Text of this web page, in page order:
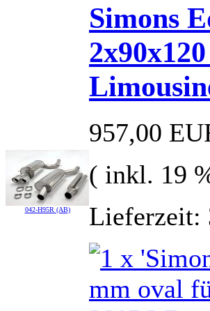
042-H95R (AB)
Simons
957,00
( inkl. 19
Lieferzeit: